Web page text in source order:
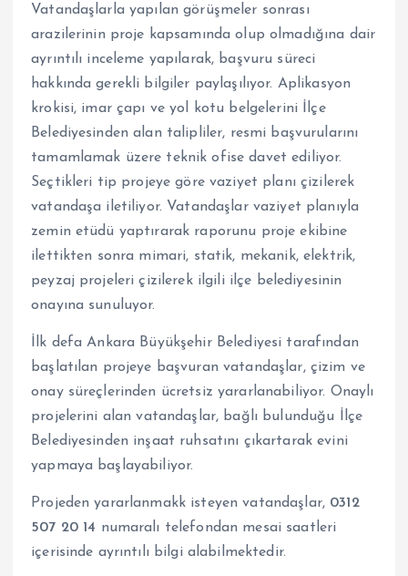
Vatandaşlarla yapılan görüşmeler sonrası
arazilerinin proje kapsamında olup olmadığına dair
ayrıntılı inceleme yapılarak, başvuru süreci
hakkında gerekli bilgiler paylaşılıyor. Aplikasyon
krokisi, imar çapı ve yol kotu belgelerini İlçe
Belediyesinden alan talipliler, resmi başvurularını
tamamlamak üzere teknik ofise davet ediliyor.
Seçtikleri tip projeye göre vaziyet planı çizilerek
vatandaşa iletiliyor. Vatandaşlar vaziyet planıyla
zemin etüdü yaptırarak raporunu proje ekibine
ilettikten sonra mimari, statik, mekanik, elektrik,
peyzaj projeleri çizilerek ilgili ilçe belediyesinin
onayına sunuluyor.
İlk defa Ankara Büyükşehir Belediyesi tarafından
başlatılan projeye başvuran vatandaşlar, çizim ve
onay süreçlerinden ücretsiz yararlanabiliyor. Onaylı
projelerini alan vatandaşlar, bağlı bulunduğu İlçe
Belediyesinden inşaat ruhsatını çıkartarak evini
yapmaya başlayabiliyor.
Projeden yararlanmakk isteyen vatandaşlar, 0312
507 20 14 numaralı telefondan mesai saatleri
içerisinde ayrıntılı bilgi alabilmektedir.